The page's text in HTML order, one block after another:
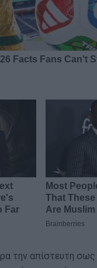
την απίστευτη σως